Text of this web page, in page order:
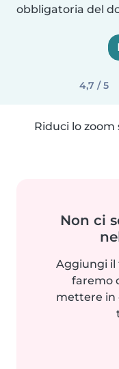
obbligatoria del
4,7 / 5
Riduci lo
Non ci
Aggiungi il
faremo
mettere in